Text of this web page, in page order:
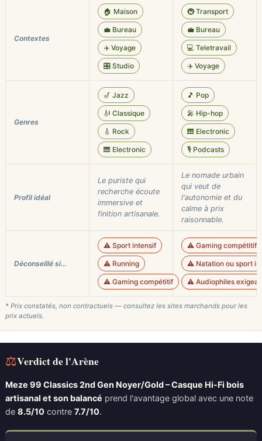
Contextes
🏠 Maison
💼 Bureau
✈️ Voyage
🎛️ Studio
🚇 Transport
💼 Bureau
💻 Teletravail
✈️ Voyage
Genres
🎷 Jazz
🎻 Classique
🎸 Rock
🎹 Electronic
🎵 Pop
🎤 Hip-hop
🎹 Electronic
🎙️ Podcasts
Profil idéal
Le puriste qui
recherche écoute
immersive et
finition artisanale.
Le nomade urbain
qui veut de
l'autonomie et du
calme à prix
raisonnable.
Déconseillé si…
⚠️ Sport intensif
⚠️ Running
⚠️ Gaming compétitif
⚠️ Gaming compétitif
⚠️ Natation ou sport
⚠️ Audiophiles
* Prix constatés, non contractuels — consultez les sites marchands pour les
prix actuels.
⚖Verdict de l'Arène
Meze 99 Classics 2nd Gen Noyer/Gold – Casque Hi-Fi bois
artisanal et son balancé prend l'avantage global avec une note
de 8.5/10 contre 7.7/10.